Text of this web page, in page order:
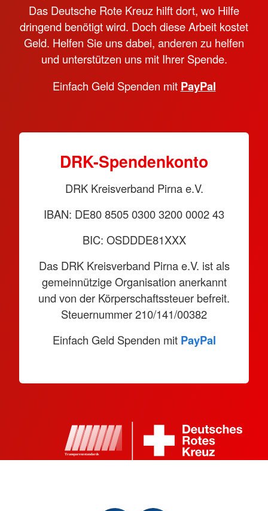
Das Deutsche Rote Kreuz hilft dort, wo Hilfe
dringend benötigt wird. Doch diese Arbeit kostet
Geld. Helfen Sie uns dabei, anderen zu helfen
und unterstützen uns mit Ihrer Spende.
Einfach Geld Spenden mit PayPal
DRK-Spendenkonto
DRK Kreisverband Pirna e.V.
IBAN: DE80 8505 0300 3200 0002 43
BIC: OSDDDE81XXX
Das DRK Kreisverband Pirna e.V. ist als
gemeinnützige Organisation anerkannt
und von der Körperschaftssteuer befreit.
Steuernummer 210/141/00382
Einfach Geld Spenden mit PayPal